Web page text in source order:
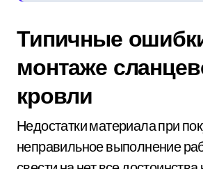
Типичные
монтаже
кровли
Недостатки материала при
неправильное выполнение